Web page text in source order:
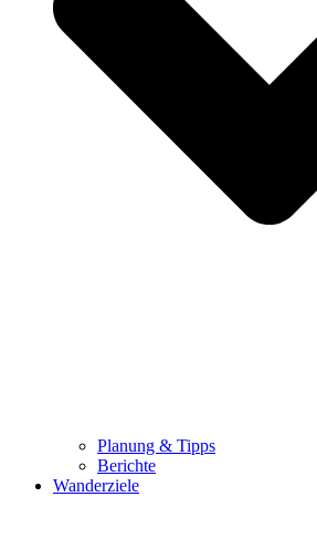
Planung & Tipps
Berichte
Wanderziele